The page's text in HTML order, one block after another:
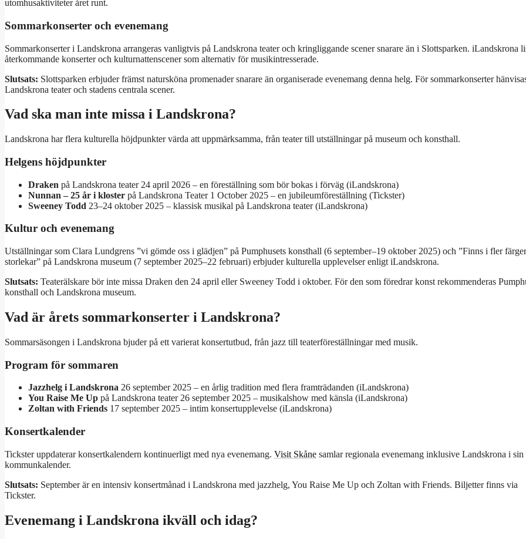
utomhusaktiviteter året runt.
Sommarkonserter och evenemang
Sommarkonserter i Landskrona arrangeras vanligtvis på Landskrona teater och kringliggande scener snarare än i Slottsparken. iLandskrona
återkommande konserter och kulturnattenscener som alternativ för musikintresserade.
Slutsats: Slottsparken erbjuder främst natursköna promenader snarare än organiserade evenemang denna helg. För sommarkonserter
Landskrona teater och stadens centrala scener.
Vad ska man inte missa i Landskrona?
Landskrona har flera kulturella höjdpunkter värda att uppmärksamma, från teater till utställningar på museum och konsthall.
Helgens höjdpunkter
Draken på Landskrona teater 24 april 2026 – en föreställning som bör bokas i förväg (iLandskrona)
Nunnan – 25 år i kloster på Landskrona Teater 1 October 2025 – en jubileumföreställning (Tickster)
Sweeney Todd 23–24 oktober 2025 – klassisk musikal på Landskrona teater (iLandskrona)
Kultur och evenemang
Utställningar som Clara Lundgrens ”vi gömde oss i glädjen” på Pumphusets konsthall (6 september–19 oktober 2025) och ”Finns i fler
storlekar” på Landskrona museum (7 september 2025–22 februari) erbjuder kulturella upplevelser enligt iLandskrona.
Slutsats: Teaterälskare bör inte missa Draken den 24 april eller Sweeney Todd i oktober. För den som föredrar konst rekommenderas
konsthall och Landskrona museum.
Vad är årets sommarkonserter i Landskrona?
Sommarsäsongen i Landskrona bjuder på ett varierat konsertutbud, från jazz till teaterföreställningar med musik.
Program för sommaren
Jazzhelg i Landskrona 26 september 2025 – en årlig tradition med flera framträdanden (iLandskrona)
You Raise Me Up på Landskrona teater 26 september 2025 – musikalshow med känsla (iLandskrona)
Zoltan with Friends 17 september 2025 – intim konsertupplevelse (iLandskrona)
Konsertkalender
Tickster uppdaterar konsertkalendern kontinuerligt med nya evenemang. Visit Skåne samlar regionala evenemang inklusive Landskrona i sin
kommunkalender.
Slutsats: September är en intensiv konsertmånad i Landskrona med jazzhelg, You Raise Me Up och Zoltan with Friends. Biljetter finns via
Tickster.
Evenemang i Landskrona ikväll och idag?